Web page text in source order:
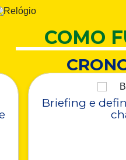
COMO
Briefing e